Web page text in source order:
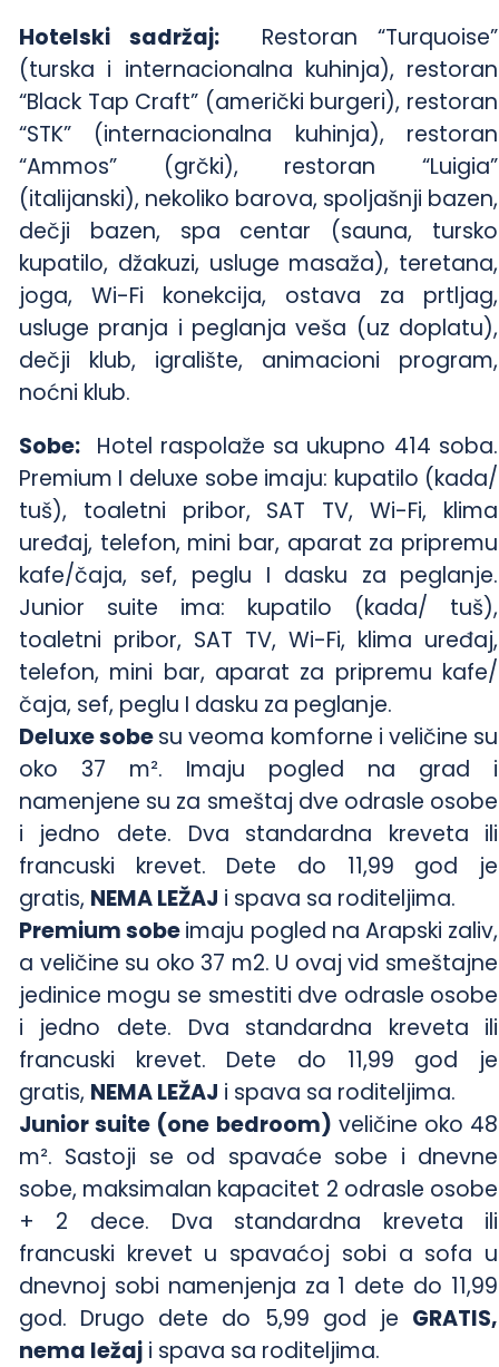
Hotelski sadržaj: Restoran “Turquoise”
(turska i internacionalna kuhinja), restoran
“Black Tap Craft” (američki burgeri), restoran
“STK” (internacionalna kuhinja), restoran
“Ammos” (grčki), restoran “Luigia”
(italijanski), nekoliko barova, spoljašnji bazen,
dečji bazen, spa centar (sauna, tursko
kupatilo, džakuzi, usluge masaža), teretana,
joga, Wi-Fi konekcija, ostava za prtljag,
usluge pranja i peglanja veša (uz doplatu),
dečji klub, igralište, animacioni program,
noćni klub.
Sobe:Hotel raspolaže sa ukupno 414 soba.
Premium I deluxe sobe imaju: kupatilo (kada/
tuš), toaletni pribor, SAT TV, Wi-Fi, klima
uređaj, telefon, mini bar, aparat za pripremu
kafe/čaja, sef, peglu I dasku za peglanje.
Junior suite ima: kupatilo (kada/ tuš),
toaletni pribor, SAT TV, Wi-Fi, klima uređaj,
telefon, mini bar, aparat za pripremu kafe/
čaja, sef, peglu I dasku za peglanje.
Deluxe sobesu veoma komforne i veličine su
oko 37 m². Imaju pogled na grad i
namenjene su za smeštaj dve odrasle osobe
i jedno dete. Dva standardna kreveta ili
francuski krevet. Dete do 11,99 god je
gratis, NEMA LEŽAJ i spava sa roditeljima.
Premium sobeimaju pogled na Arapski zaliv,
a veličine su oko 37 m2. U ovaj vid smeštajne
jedinice mogu se smestiti dve odrasle osobe
i jedno dete. Dva standardna kreveta ili
francuski krevet. Dete do 11,99 god je
gratis, NEMA LEŽAJ i spava sa roditeljima.
Junior suite (one bedroom) veličine oko 48
m². Sastoji se od spavaće sobe i dnevne
sobe, maksimalan kapacitet 2 odrasle osobe
+ 2 dece. Dva standardna kreveta ili
francuski krevet u spavaćoj sobi a sofa u
dnevnoj sobi namenjenja za 1 dete do 11,99
god. Drugo dete do 5,99 god je GRATIS,
nema ležaji spava sa roditeljima.